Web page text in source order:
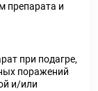
препарата и
при подагре,
поражений
и/или